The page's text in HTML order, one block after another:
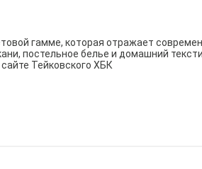
гамме, которая отражает
постельное белье и домашний
Тейковского ХБК